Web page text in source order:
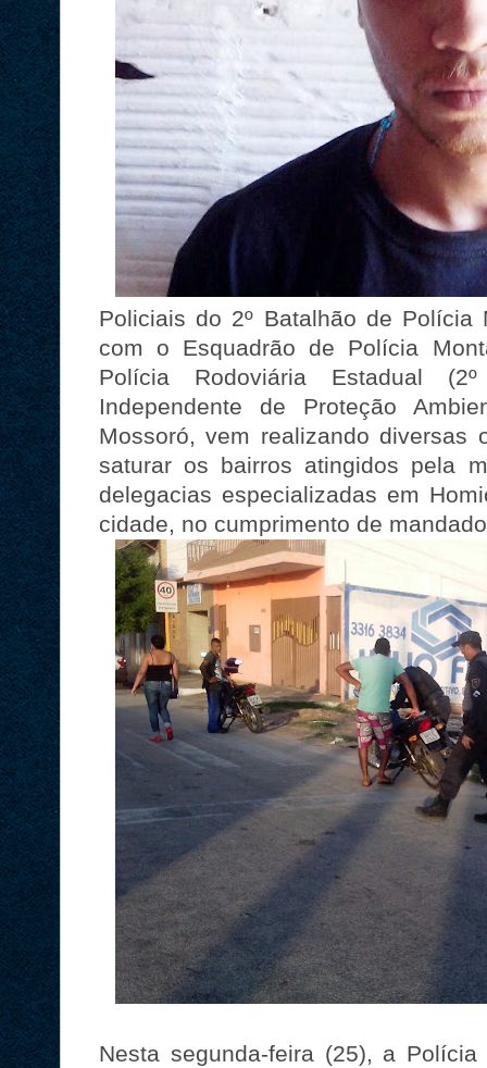
Policiais do 2º Batalhão de Polícia
com o Esquadrão de Polícia
Polícia Rodoviária Estadual
Independente de Proteção
Mossoró, vem realizando diversas
saturar os bairros atingidos pela
delegacias especializadas em
cidade, no cumprimento de
Nesta segunda-feira (25), a